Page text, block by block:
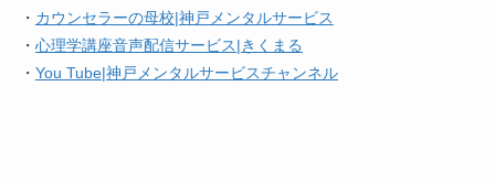
・ カウンセラーの母校|神戸メンタルサービス
・ 心理学講座音声配信サービス|きくまる
・ You Tube|神戸メンタルサービスチャンネル